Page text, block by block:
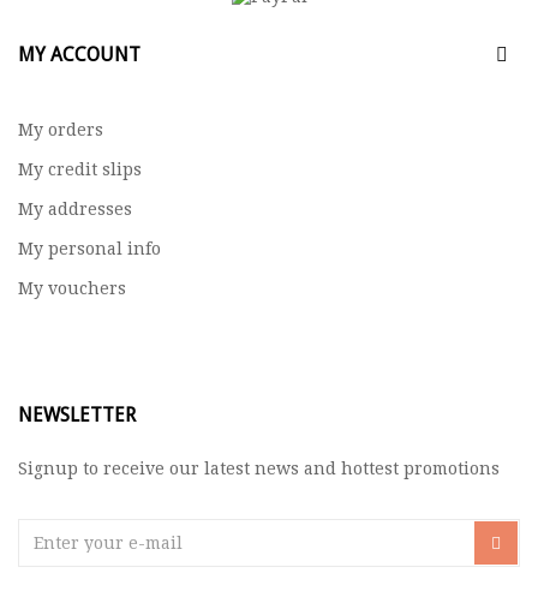
MY ACCOUNT
My orders
My credit slips
My addresses
My personal info
My vouchers
NEWSLETTER
Signup to receive our latest news and hottest promotions